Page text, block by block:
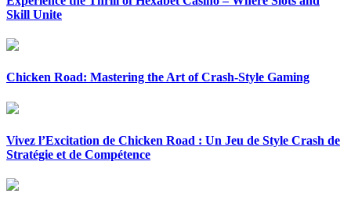
Skill Unite
Chicken Road: Mastering the Art of Crash-Style Gaming
Vivez l’Excitation de Chicken Road : Un Jeu de Style Crash de
Stratégie et de Compétence